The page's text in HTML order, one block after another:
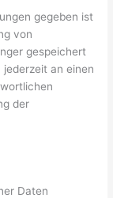
gegeben ist
von
gespeichert
an einen
der
Daten